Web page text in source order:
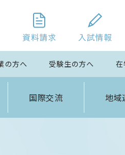
の方へ 受験生の方へ 在
国際交流 地域